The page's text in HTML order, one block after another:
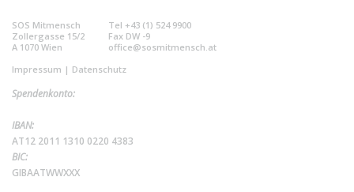
SOS Mitmensch
Zollergasse 15/2
A 1070 Wien
Tel +43 (1) 524 9900
Fax DW -9
office@sosmitmensch.at
Impressum | Datenschutz
Spendenkonto:
IBAN:
AT12 2011 1310 0220 4383
BIC:
GIBAATWWXXX